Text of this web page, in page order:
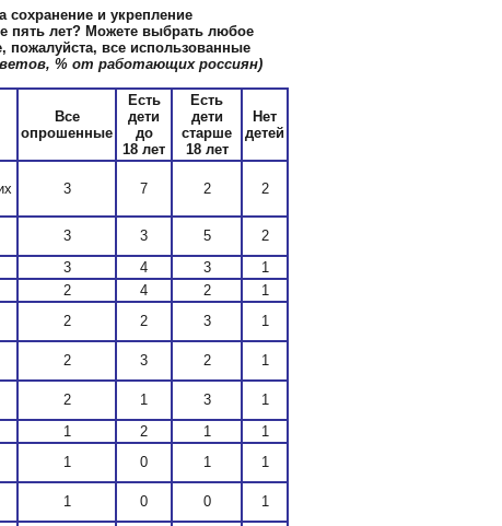
сохранение и укрепление
пять лет? Можете выбрать любое
пожалуйста, все использованные
% от работающих россиян)
Все
опрошенные
Есть
дети
до
18 лет
Есть
дети
старше
18 лет
Нет
детей
3 7 2 2
3 3 5
2
3 4 3
1
2 4 2
1
2 2 3
1
2 3 2
1
2 1 3
1
1 2 1
1
1 0 1
1
1 0 0
1